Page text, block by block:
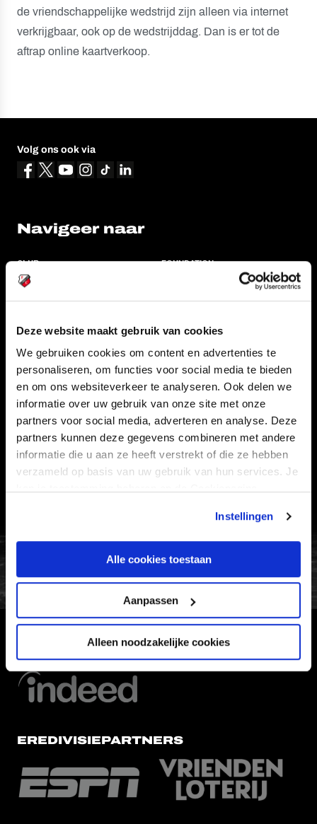
Deze website maakt gebruik van cookies
We gebruiken cookies om content en advertenties te
personaliseren, om functies voor social media te bieden
en om ons websiteverkeer te analyseren. Ook delen we
informatie over uw gebruik van onze site met onze
partners voor social media, adverteren en analyse. Deze
partners kunnen deze gegevens combineren met andere
informatie die u aan ze heeft verstrekt of die ze hebben
verzameld op basis van uw gebruik van hun services. Je
Instellingen
Alle cookies toestaan
Aanpassen
Alleen noodzakelijke cookies
de vriendschappelijke wedstrijd zijn alleen via internet
verkrijgbaar, ook op de wedstrijddag. Dan is er tot de
aftrap online kaartverkoop.
Volg ons ook via
Navigeer naar
CLUB
TEAMS
SUPPORTERS
FOUNDATION
Informatie
VEELGESTELDE VRAGEN
CONTACT
WERKEN BIJ
FC Utrecht<br>vanuit<br>het
HOOFDSPONSOR
EREDIVISIEPARTNERS